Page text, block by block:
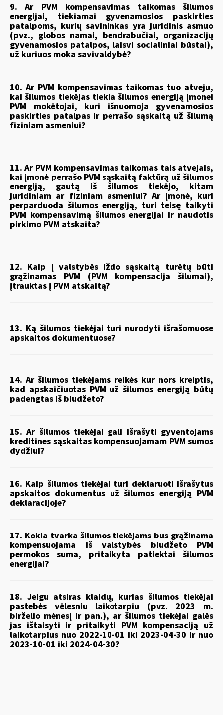
9. Ar PVM kompensavimas taikomas šilumos
energijai, tiekiamai gyvenamosios paskirties
patalpoms, kurių savininkas yra juridinis asmuo
(pvz., globos namai, bendrabučiai, organizacijų
gyvenamosios patalpos, laisvi socialiniai būstai),
už kuriuos moka savivaldybė?
10. Ar PVM kompensavimas taikomas tuo atveju,
kai šilumos tiekėjas tiekia šilumos energiją įmonei
PVM mokėtojai, kuri išnuomoja gyvenamosios
paskirties patalpas ir perrašo sąskaitą už šilumą
fiziniam asmeniui?
11. Ar PVM kompensavimas taikomas tais atvejais,
kai įmonė perrašo PVM sąskaitą faktūrą už šilumos
energiją, gautą iš šilumos tiekėjo, kitam
juridiniam ar fiziniam asmeniui? Ar įmonė, kuri
perparduoda šilumos energiją, turi teisę taikyti
PVM kompensavimą šilumos energijai ir naudotis
pirkimo PVM atskaita?
12. Kaip į valstybės iždo sąskaitą turėtų būti
grąžinamas PVM (PVM kompensacija šilumai),
įtrauktas į PVM atskaitą?
13. Ką šilumos tiekėjai turi nurodyti išrašomuose
apskaitos dokumentuose?
14. Ar šilumos tiekėjams reikės kur nors kreiptis,
kad apskaičiuotas PVM už šilumos energiją būtų
padengtas iš biudžeto?
15. Ar šilumos tiekėjai gali išrašyti gyventojams
kreditines sąskaitas kompensuojamam PVM sumos
dydžiui?
16. Kaip šilumos tiekėjai turi deklaruoti išrašytus
apskaitos dokumentus už šilumos energiją PVM
deklaracijoje?
17. Kokia tvarka šilumos tiekėjams bus grąžinama
kompensuojama iš valstybės biudžeto PVM
permokos suma, pritaikyta patiektai šilumos
energijai?
18. Jeigu atsiras klaidų, kurias šilumos tiekėjai
pastebės vėlesniu laikotarpiu (pvz. 2023 m.
birželio mėnesį ir pan.), ar šilumos tiekėjai galės
jas ištaisyti ir pritaikyti PVM kompensaciją už
laikotarpius nuo 2022-10-01 iki 2023-04-30 ir nuo
2023-10-01 iki 2024-04-30?